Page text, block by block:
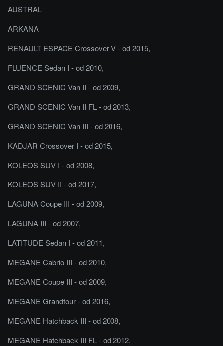
AUSTRAL
ARKANA
RENAULT ESPACE Crossover V - od 2015,
FLUENCE Sedan I - od 2010,
GRAND SCENIC Van II - od 2009,
GRAND SCENIC Van II FL - od 2013,
GRAND SCENIC Van III - od 2016,
KADJAR Crossover I - od 2015,
KOLEOS SUV I - od 2008,
KOLEOS SUV II - od 2017,
LAGUNA Coupe III - od 2009,
LAGUNA III - od 2007,
LATITUDE Sedan I - od 2011,
MEGANE Cabrio III - od 2010,
MEGANE Coupe III - od 2009,
MEGANE Grandtour - od 2016,
MEGANE Hatchback III - od 2008,
MEGANE Hatchback III FL - od 2012,